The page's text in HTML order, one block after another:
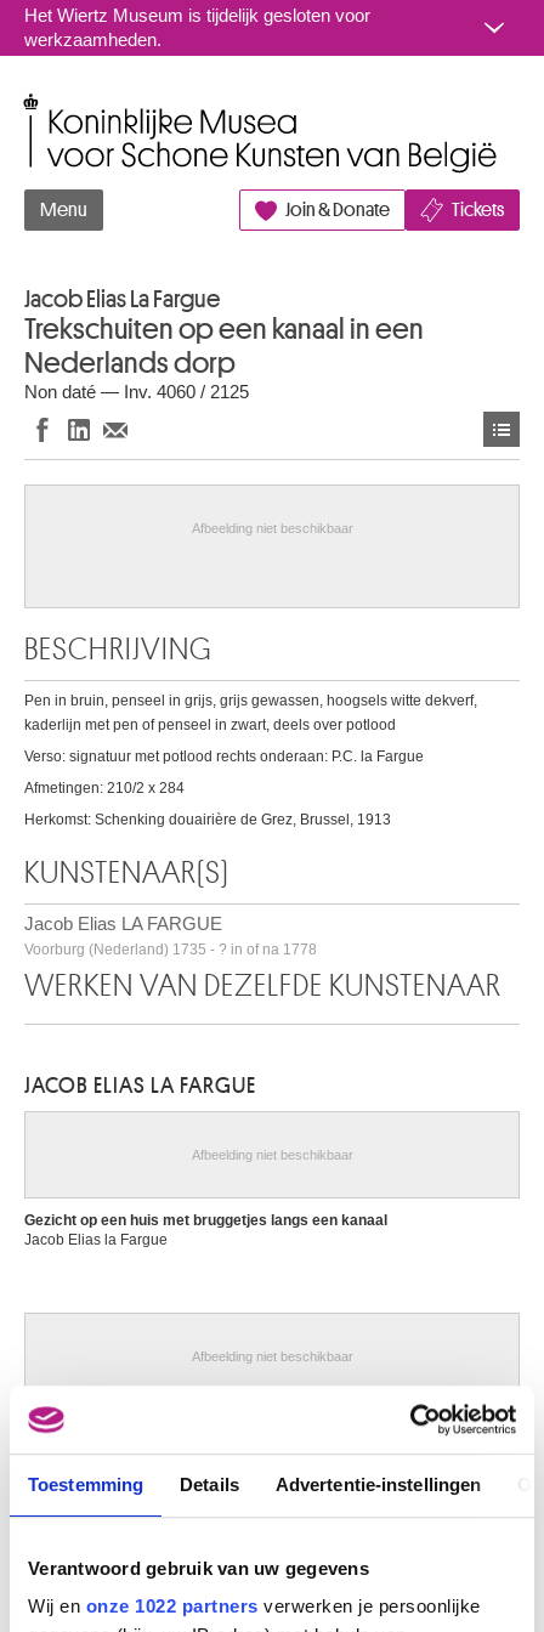
Toestemming Details Advertentie-instellingen
Verantwoord gebruik van uw gegevens
Wij en onze 1022 partners verwerken je persoonlijke
Naar inhoud
Het Wiertz Museum is tijdelijk gesloten voor
werkzaamheden.
Menu Join & Donate Tickets
Jacob Elias La Fargue
Trekschuiten op een kanaal in een
Nederlands dorp
Non daté — Inv. 4060 / 2125
Afbeelding niet beschikbaar
BESCHRIJVING
Pen in bruin, penseel in grijs, grijs gewassen, hoogsels witte dekverf,
kaderlijn met pen of penseel in zwart, deels over potlood
Verso: signatuur met potlood rechts onderaan: P.C. la Fargue
Afmetingen: 210/2 x 284
Herkomst: Schenking douairière de Grez, Brussel, 1913
KUNSTENAAR(S)
Jacob Elias LA FARGUE
Voorburg (Nederland) 1735 - ? in of na 1778
WERKEN VAN DEZELFDE KUNSTENAAR
JACOB ELIAS LA FARGUE
Afbeelding niet beschikbaar
Gezicht op een huis met bruggetjes langs een kanaal
Jacob Elias la Fargue
Afbeelding niet beschikbaar
Ruiters en koets naderen een dorpsherberg